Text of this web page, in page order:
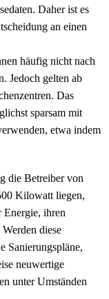
Daher ist es
an einen
häufig nicht nach
Jedoch gelten ab
Das
sparsam mit
etwa indem
die Betreiber von
Kilowatt liegen,
Energie, ihren
diese
Sanierungspläne,
neuwertige
unter Umständen